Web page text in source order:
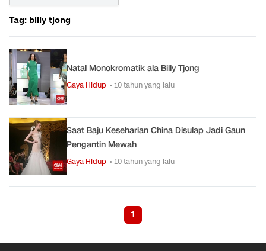
Tag: billy tjong
Natal Monokromatik ala Billy Tjong
Gaya Hidup • 10 tahun yang lalu
Saat Baju Keseharian China Disulap Jadi Gaun
Pengantin Mewah
Gaya Hidup • 10 tahun yang lalu
1